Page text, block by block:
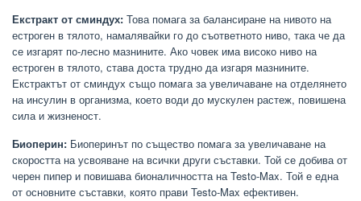
Екстракт от сминдух: Това помага за балансиране на нивото на
естроген в тялото, намалявайки го до съответното ниво, така че да
се изгарят по-лесно мазнините. Ако човек има високо ниво на
естроген в тялото, става доста трудно да изгаря мазнините.
Екстрактът от сминдух също помага за увеличаване на отделянето
на инсулин в организма, което води до мускулен растеж, повишена
сила и жизненост.
Биоперин: Биоперинът по същество помага за увеличаване на
скоростта на усвояване на всички други съставки. Той се добива от
черен пипер и повишава бионаличността на Testo-Max. Той е една
от основните съставки, която прави Testo-Max ефективен.